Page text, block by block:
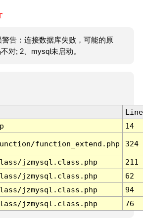
警告：连接数据库失败，可能的原
对; 2、mysql未启动。
Line
14
function_extend.php 324
jzmysql.class.php
211
jzmysql.class.php
62
jzmysql.class.php
94
jzmysql.class.php 76